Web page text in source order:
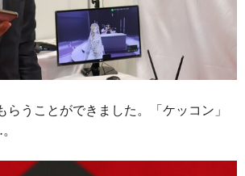
うことができました。「ケッコン」